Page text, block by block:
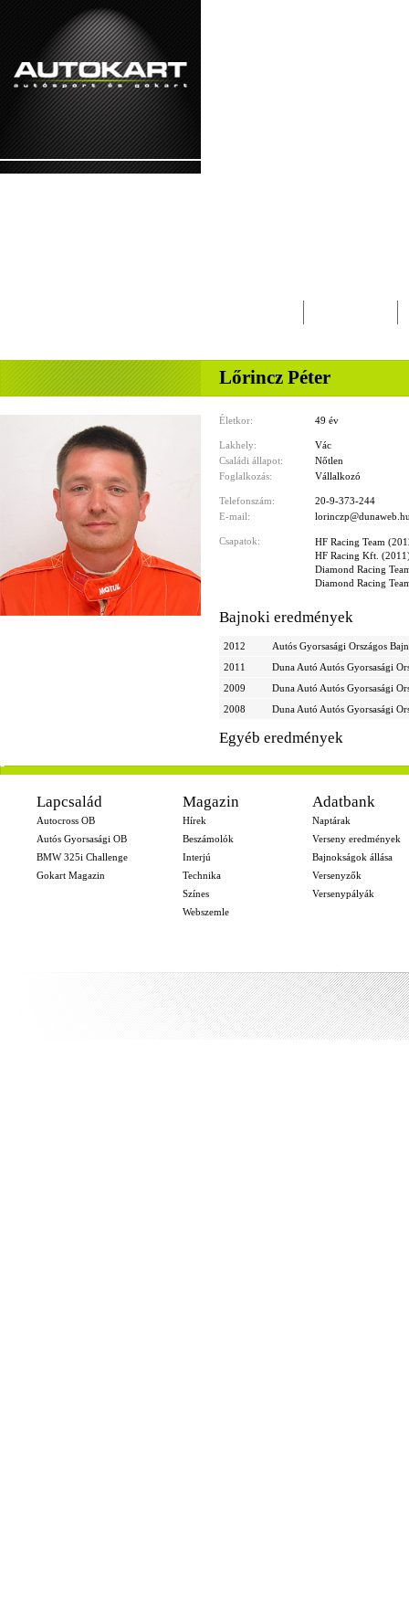
Lőrincz Péter
Életkor: 49 év
Lakhely:
Vác
Családi állapot:
Nőtlen
Foglalkozás:
Vállalkozó
Telefonszám:
20-9-373-244
E-mail:
Csapatok:
HF Racing Team
HF Racing Kft.
Diamond Racing
Diamond Racing
Bajnoki eredmények
2012
Autós Gyorsasági Országos
2011
Duna Autó Autós Gyorsasági
2009
Duna Autó Autós Gyorsasági
2008
Duna Autó Autós Gyorsasági
Egyéb eredmények
-
Lapcsalád
Autocross OB
Autós Gyorsasági OB
BMW 325i Challenge
Gokart Magazin
Magazin
Hírek
Beszámolók
Interjú
Technika
Színes
Webszemle
Adatbank
Naptárak
Verseny eredmények
Bajnokságok állása
Versenyzők
Versenypályák